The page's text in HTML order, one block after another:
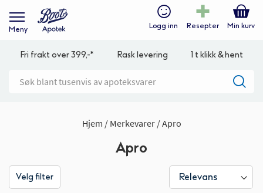
Meny Logg inn Resepter Min kurv
Fri frakt over 399,-* Rask levering 1 t klikk & hent
Hjem Merkevarer Apro
Apro
Velg filter